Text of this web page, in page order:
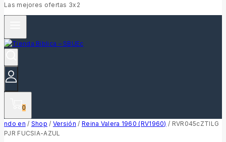
Las mejores ofertas 3x2
0
ndo en / Shop / Versión / Reina Valera 1960 (RV1960) / RVR045cZTILG
PJR FUCSIA-AZUL